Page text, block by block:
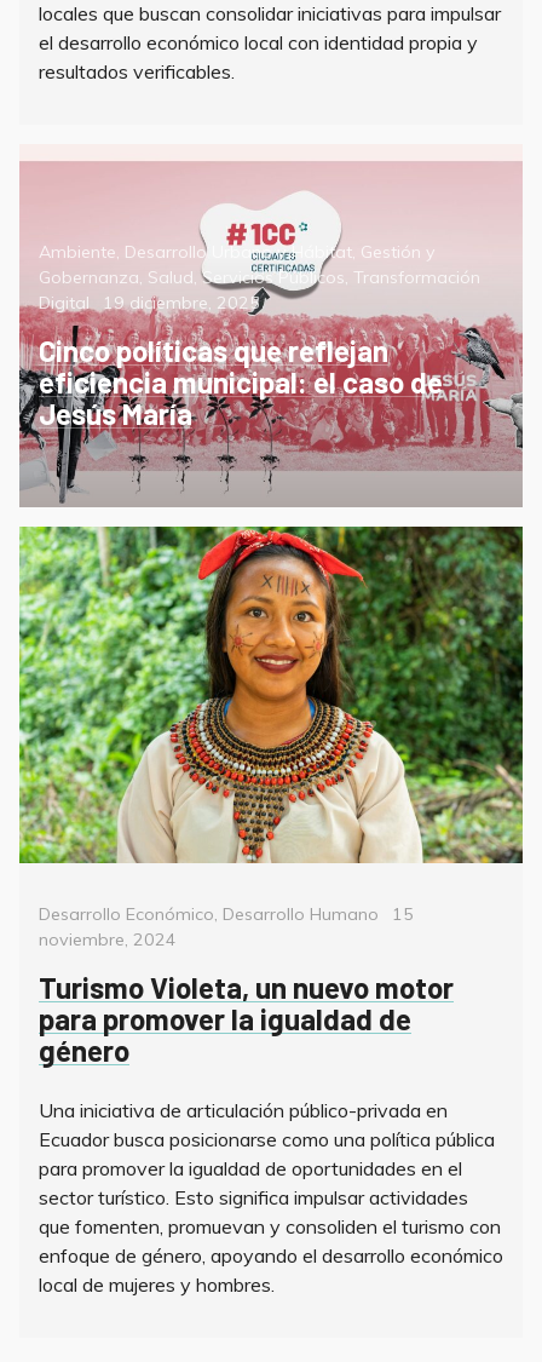
locales que buscan consolidar iniciativas para impulsar
el desarrollo económico local con identidad propia y
resultados verificables.
Categorías
Ambiente, Desarrollo Urbano y Hábitat, Gestión y
Gobernanza, Salud,Servicios Públicos, Transformación
Digital
Posted
on
19 diciembre, 2025
Cinco políticas que reflejan
eficiencia municipal: el caso de
Jesús María
Categorías
Desarrollo Económico Desarrollo Humano
Posted
15
noviembre, 2024
Turismo Violeta, un nuevo motor
para promover la igualdad de
género
Una iniciativa de articulación público-privada en
Ecuador busca posicionarse como una política pública
para promover la igualdad de oportunidades en el
sector turístico. Esto significa impulsar actividades
que fomenten, promuevan y consoliden el turismo con
enfoque de género, apoyando el desarrollo económico
local de mujeres y hombres.